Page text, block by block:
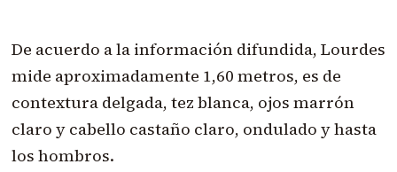
De acuerdo a la información difundida, Lourdes
mide aproximadamente 1,60 metros, es de
contextura delgada, tez blanca, ojos marrón
claro y cabello castaño claro, ondulado y hasta
los hombros.